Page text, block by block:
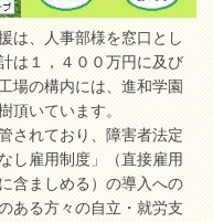
は、人事部様を窓口とし
は１，４００万円に及び
場の構内には、進和学園
頂いています。
されており、障害者法定
し雇用制度」（直接雇用
含ましめる）の導入への
ある方々の自立・就労支